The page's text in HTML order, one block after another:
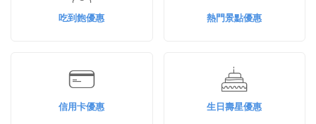
吃到飽優惠 熱門景點優惠
信用卡優惠 生日壽星優惠